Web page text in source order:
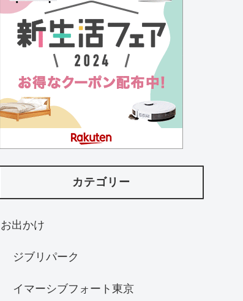
カテゴリー
お出かけ
ジブリパーク
イマーシブフォート東京